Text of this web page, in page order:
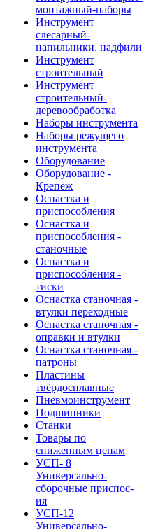
монтажный-наборы
Инструмент
слесарный-
напильники, надфили
Инструмент
строительный
Инструмент
строительный-
деревообработка
Наборы инструмента
Наборы режущего
инструмента
Оборудование
Оборудование -
Крепёж
Оснастка и
приспособления
Оснастка и
приспособления -
станочные
Оснастка и
приспособления -
тиски
Оснастка станочная -
втулки переходные
Оснастка станочная -
оправки и втулки
Оснастка станочная -
патроны
Пластины
твёрдосплавные
Пневмоинструмент
Подшипники
Станки
Товары по
сниженным ценам
УСП- 8
Универсально-
сборочные приспос-
ия
УСП-12
Универсально-